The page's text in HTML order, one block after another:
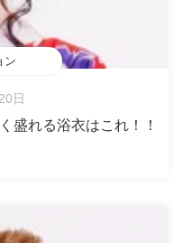
ン
日
盛れる浴衣はこれ！！